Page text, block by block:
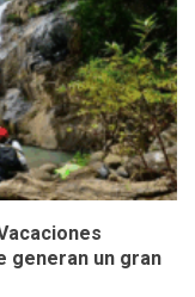
generan un gran